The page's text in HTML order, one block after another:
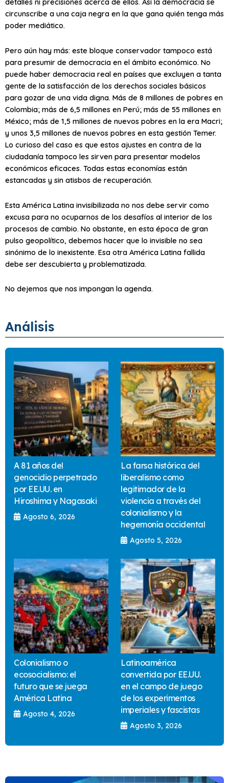
detalles ni precisiones acerca de ellos. Así la democracia se
circunscribe a una caja negra en la que gana quién tenga más
poder mediático.
Pero aún hay más: este bloque conservador tampoco está
para presumir de democracia en el ámbito económico. No
puede haber democracia real en países que excluyen a tanta
gente de la satisfacción de los derechos sociales básicos
para gozar de una vida digna. Más de 8 millones de pobres en
Colombia; más de 6,5 millones en Perú; más de 55 millones en
México; más de 1,5 millones de nuevos pobres en la era Macri;
y unos 3,5 millones de nuevos pobres en esta gestión Temer.
Lo curioso del caso es que estos ajustes en contra de la
ciudadanía tampoco les sirven para presentar modelos
económicos eficaces. Todas estas economías están
estancadas y sin atisbos de recuperación.
Esta América Latina invisibilizada no nos debe servir como
excusa para no ocuparnos de los desafíos al interior de los
procesos de cambio. No obstante, en esta época de gran
pulso geopolítico, debemos hacer que lo invisible no sea
sinónimo de lo inexistente. Esa otra América Latina fallida
debe ser descubierta y problematizada.
No dejemos que nos impongan la agenda.
Análisis
A 81 años del
genocidio perpetrado
por EE.UU. en
Hiroshima y Nagasaki
Agosto 6, 2026
La farsa histórica del
liberalismo como
legitimador de la
violencia a través del
colonialismo y la
hegemonía occidental
Agosto 5, 2026
Colonialismo o
ecosocialismo: el
futuro que se juega
América Latina
Agosto 4, 2026
Latinoamérica
convertida por EE.UU.
en el campo de juego
de los experimentos
imperiales y fascistas
Agosto 3, 2026